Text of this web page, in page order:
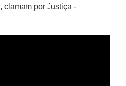
clamam por Justiça -